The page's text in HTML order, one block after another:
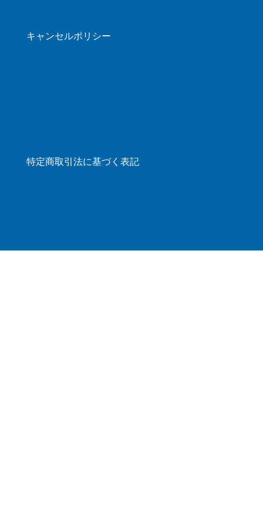
キャンセルポリシー
特定商取引法に基づく表記